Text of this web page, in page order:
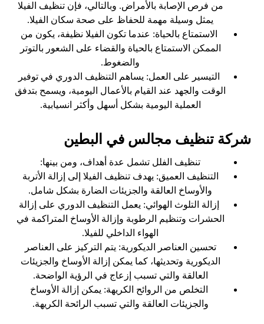
من فرص الإصابة بالأمراض. وبالتالي، فإن تنظيف الفيلا
يمثل وسيلة مهمة للحفاظ على صحة سكان الفيلا.
الاستمتاع بالحياة: عندما تكون الفيلا نظيفة، يكون من
الممكن الاستمتاع بالحياة والقضاء على الشعور بالتوتر
والضغوط.
التيسير على العمل: يساهم التنظيف الدوري في توفير
الوقت والجهد عند القيام بالأعمال اليومية، ويسمح بتدفق
العملية اليومية بشكل أسهل وأكثر انسيابية.
شركة تنظيف مجالس في البطين
تنظيف الفلل تشمل عدة أهداف، ومن بينها:
التنظيف العميق: يهدف تنظيف الفيلا إلى إزالة الأتربة
والأوساخ العالقة والجزيئات الضارة بشكل شامل.
إزالة التلوث الهوائي: يعمل التنظيف الدوري على إزالة
الحشرات وتنظيم الرطوبة وإزالة الأوساخ المتراكمة في
الهواء الداخلي للفيلا.
تحسين العناصر الديكورية: يتم التركيز على العناصر
الديكورية وتحديثها، كما يمكن إزالة الأوساخ والجزيئات
العالقة والتي تسبب إزعاج في الرؤية الواضحة.
التخلص من الروائح الكريهة: يمكن إزالة الأوساخ
والجزيئات العالقة والتي تسبب الرائحة الكريهة.